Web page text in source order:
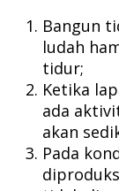
Bangun
ludah
tidur;
Ketika
ada
akan
Pada